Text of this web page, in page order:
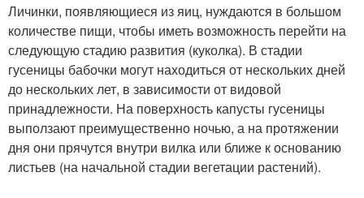
Личинки, появляющиеся из яиц, нуждаются в большом
количестве пищи, чтобы иметь возможность перейти на
следующую стадию развития (куколка). В стадии
гусеницы бабочки могут находиться от нескольких дней
до нескольких лет, в зависимости от видовой
принадлежности. На поверхность капусты гусеницы
выползают преимущественно ночью, а на протяжении
дня они прячутся внутри вилка или ближе к основанию
листьев (на начальной стадии вегетации растений).